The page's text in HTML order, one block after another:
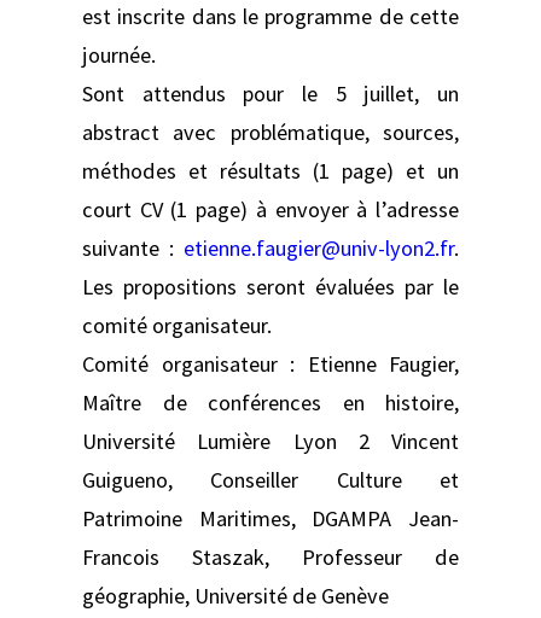
est inscrite dans le programme de cette
journée.
Sont attendus pour le 5 juillet, un
abstract avec problématique, sources,
méthodes et résultats (1 page) et un
court CV (1 page) à envoyer à l’adresse
suivante : etienne.faugier@univ-lyon2.fr.
Les propositions seront évaluées par le
comité organisateur.
Comité organisateur : Etienne Faugier,
Maître de conférences en histoire,
Université Lumière Lyon 2 Vincent
Guigueno, Conseiller Culture et
Patrimoine Maritimes, DGAMPA Jean-
Francois Staszak, Professeur de
géographie, Université de Genève